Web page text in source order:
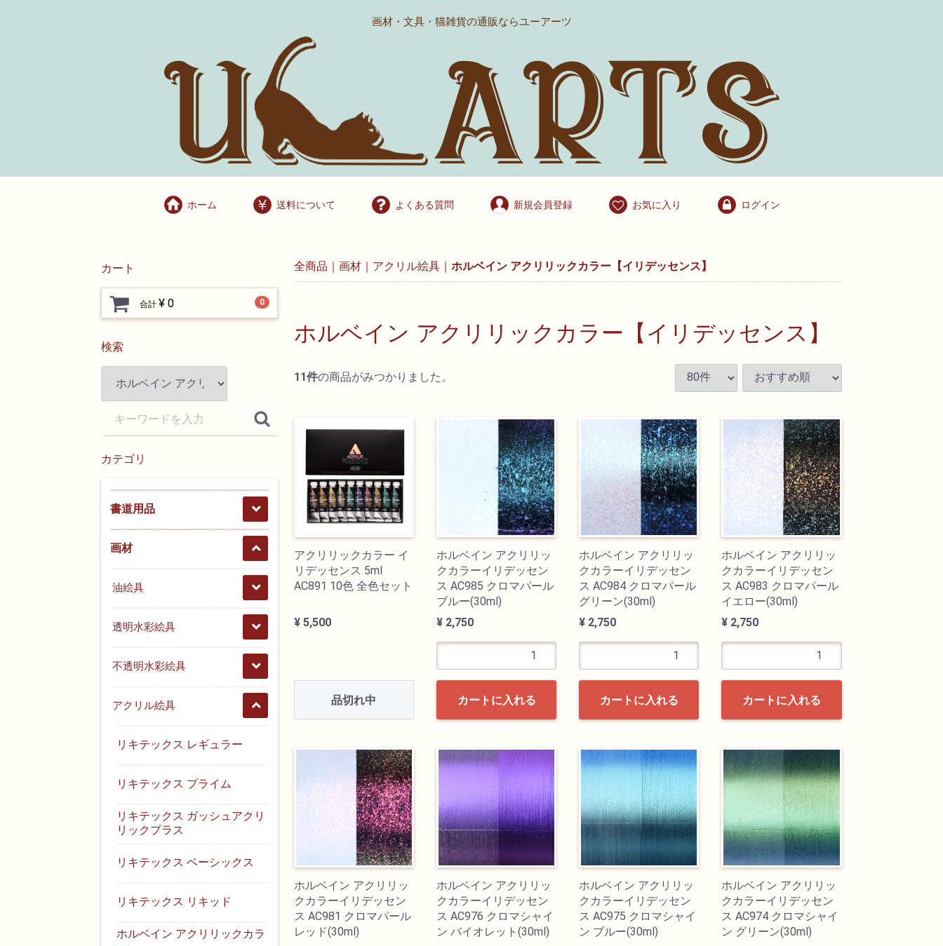
画材・文具・猫雑貨の通販ならユーアーツ
ホーム 送料について よくある質問 新規会員登録 お気に入り ログイン
カート
0
合計 ¥ 0
検索
カテゴリ
書道用品
画材
油絵具
透明水彩絵具
不透明水彩絵具
アクリル絵具
リキテックス レギュラー
リキテックス プライム
リキテックス ガッシュアクリ
リックプラス
リキテックス ベーシックス
リキテックス リキッド
ホルベイン アクリリックカラ
全商品 画材 アクリル絵具 ホルベイン アクリリックカラー【イリデッセンス】
ホルベイン アクリリックカラー【イリデッセンス】
11件の商品がみつかりました。
アクリリックカラー イ
リデッセンス 5ml
AC891 10色 全色セット
¥ 5,500
品切れ中
ホルベイン アクリリッ
クカラーイリデッセン
ス AC985 クロマパール
ブルー(30ml)
¥ 2,750
カートに入れる
ホルベイン アクリリッ
クカラーイリデッセン
ス AC984 クロマパール
グリーン(30ml)
¥ 2,750
カートに入れる
ホルベイン アクリリッ
クカラーイリデッセン
ス AC983 クロマパール
イエロー(30ml)
¥ 2,750
カートに入れる
ホルベイン アクリリッ
クカラーイリデッセン
ス AC981 クロマパール
レッド(30ml)
ホルベイン アクリリッ
クカラーイリデッセン
ス AC976 クロマシャイ
ン バイオレット(30ml)
ホルベイン アクリリッ
クカラーイリデッセン
ス AC975 クロマシャイ
ン ブルー(30ml)
ホルベイン アクリリッ
クカラーイリデッセン
ス AC974 クロマシャイ
ン グリーン(30ml)